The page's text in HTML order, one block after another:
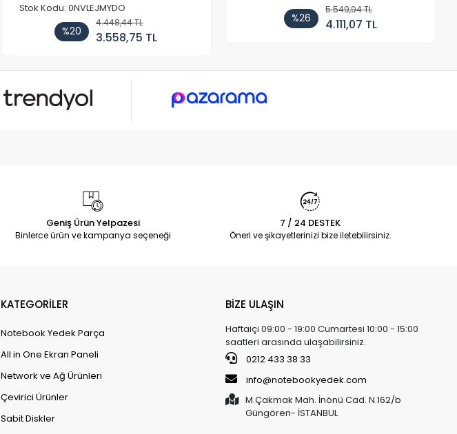
Stok Kodu: 0NVLEJMYDO
%20
4.448,44 TL
3.558,75 TL
%26
5.549,94 TL
4.111,07 TL
Geniş Ürün Yelpazesi
Binlerce ürün ve kampanya seçeneği
7 / 24 DESTEK
Öneri ve şikayetlerinizi bize iletebilirsiniz.
KATEGORİLER
Notebook Yedek Parça
All in One Ekran Paneli
Network ve Ağ Ürünleri
Çevirici Ürünler
Sabit Diskler
BİZE ULAŞIN
Haftaiçi 09:00 - 19:00 Cumartesi 10:00 - 15:00
saatleri arasında ulaşabilirsiniz.
0212 433 38 33
info@notebookyedek.com
M.Çakmak Mah. İnönü Cad. N.162/b
Güngören- İSTANBUL